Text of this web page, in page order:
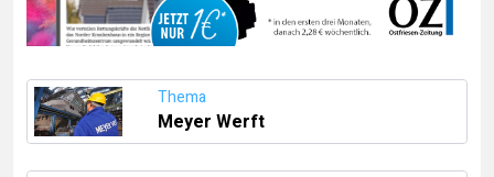
Thema
Meyer Werft